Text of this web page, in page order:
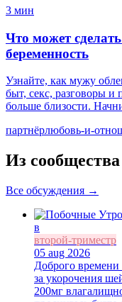
3 мин
Что может
беременность
Узнайте, как мужу
быт, секс, разговоры и
больше близости.
партнёрлюбовь-и-
Из
Все обсуждения →
в
второй-триместр
05 aug 2026
Доброго времени
за укорочения
200мг